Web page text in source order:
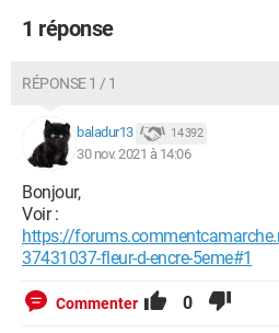
1 réponse
RÉPONSE 1 / 1
baladur13 14 392
30 nov. 2021 à 14:06
Bonjour,
Voir :
https://
37431037-fleur-d-encre-5eme#1
Commenter 0